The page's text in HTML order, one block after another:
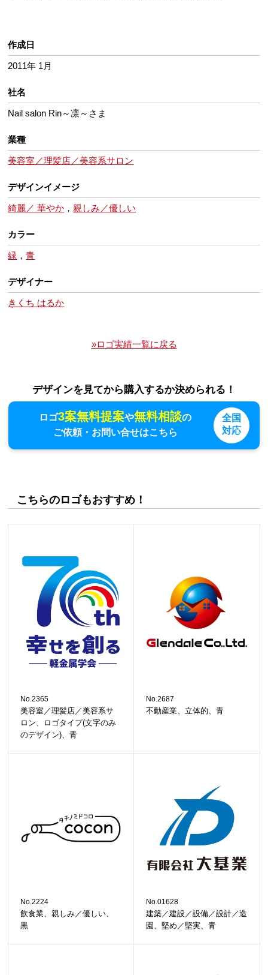
作成日
2011年 1月
社名
Nail salon Rin～凛～さま
業種
美容室／理髪店／美容系サロン
デザインイメージ
綺麗／ 華やか ， 親しみ／優しい
カラー
緑 ，青
デザイナー
きくち はるか
»ロゴ実績一覧に戻る
デザインを見てから購入するか決められる！
ロゴ3案無料提案や無料相談の
ご依頼・お問い合せはこちら
全国
対応
こちらのロゴもおすすめ！
No.2365
美容室／理髪店／美容系サ
ロン、ロゴタイプ(文字のみ
のデザイン)、青
No.2687
不動産業、立体的、青
No.2224
飲食業、親しみ／優しい、
黒
No.01628
建築／建設／設備／設計／造
園、堅め／堅実、青